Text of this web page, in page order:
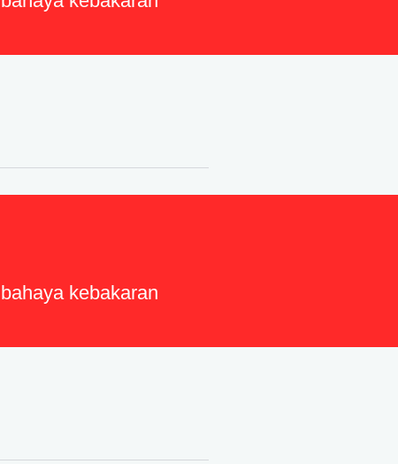
kebakaran